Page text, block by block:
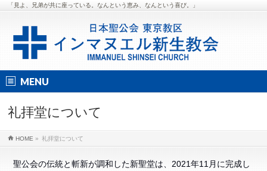
「見よ、兄弟が共に座っている。なんという恵み、なんという喜び。」
MENU
礼拝堂について
HOME » 礼拝堂について
聖公会の伝統と斬新が調和した新聖堂は、2021年11月に完成し